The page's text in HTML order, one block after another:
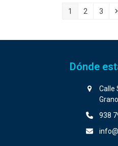
Page
1 Page
2 Page
3
Dónde
Calle
938